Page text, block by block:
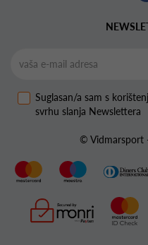
Suglasan/a sam s
svrhu slanja Newslettera
© Vidmarsport